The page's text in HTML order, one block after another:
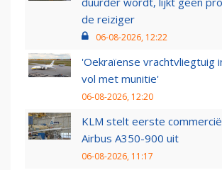
de reiziger
06-08-2026, 12:22
'Oekraïense vrachtvliegtuig
vol met munitie'
06-08-2026, 12:20
KLM stelt eerste
Airbus A350-900 uit
06-08-2026, 11:17